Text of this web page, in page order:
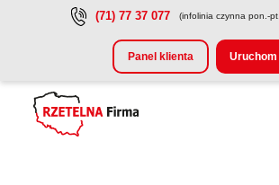
Przejdź do treści głównej
(71) 77 37 077 (infolinia czynna pon.-
Panel klienta Uruchom